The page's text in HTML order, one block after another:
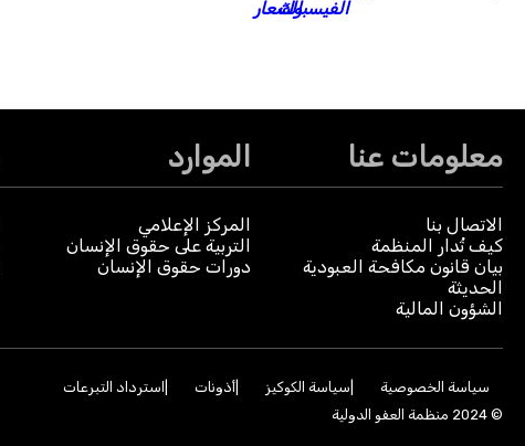
معلومات عنا
الاتصال بنا
كيف تُدار المنظمة
بيان قانون مكافحة العبودية
الحديثة
الشؤون المالية
الموارد
المركز الإعلامي
التربية على حقوق الإنسان
دورات حقوق الإنسان
سياسة الخصوصية سياسة الكوكيز أذونات
استرداد التبرعات
© 2024 منظمة العفو الدولية